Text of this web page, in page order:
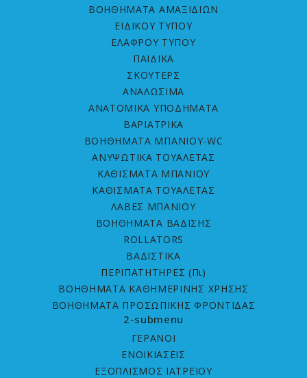
ΒΟΗΘΗΜΑΤΑ ΑΜΑΞΙΔΙΩΝ
ΕΙΔΙΚΟΥ ΤΥΠΟΥ
ΕΛΑΦΡΟΥ ΤΥΠΟΥ
ΠΑΙΔΙΚΑ
ΣΚΟΥΤΕΡΣ
ΑΝΑΛΩΣΙΜΑ
ΑΝΑΤΟΜΙΚΑ ΥΠΟΔΗΜΑΤΑ
ΒΑΡΙΑΤΡΙΚΑ
ΒΟΗΘΗΜΑΤΑ ΜΠΑΝΙΟΥ-WC
ΑΝΥΨΩΤΙΚΑ ΤΟΥΑΛΕΤΑΣ
ΚΑΘΙΣΜΑΤΑ ΜΠΑΝΙΟΥ
ΚΑΘΙΣΜΑΤΑ ΤΟΥΑΛΕΤΑΣ
ΛΑΒΕΣ ΜΠΑΝΙΟΥ
ΒΟΗΘΗΜΑΤΑ ΒΑΔΙΣΗΣ
ROLLATORS
ΒΑΔΙΣΤΙΚΑ
ΠΕΡΙΠΑΤΗΤΗΡΕΣ (Πι)
ΒΟΗΘΗΜΑΤΑ ΚΑΘΗΜΕΡΙΝΗΣ ΧΡΗΣΗΣ
ΒΟΗΘΗΜΑΤΑ ΠΡΟΣΩΠΙΚΗΣ ΦΡΟΝΤΙΔΑΣ
2-submenu
ΓΕΡΑΝΟΙ
ΕΝΟΙΚΙΑΣΕΙΣ
ΕΞΟΠΛΙΣΜΟΣ ΙΑΤΡΕΙΟΥ